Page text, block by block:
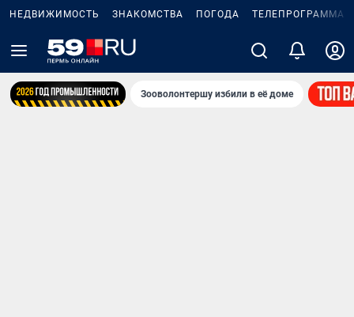
НЕДВИЖИМОСТЬ ЗНАКОМСТВА ПОГОДА ТЕЛЕПРОГРАММА
Зооволонтершу избили в её доме